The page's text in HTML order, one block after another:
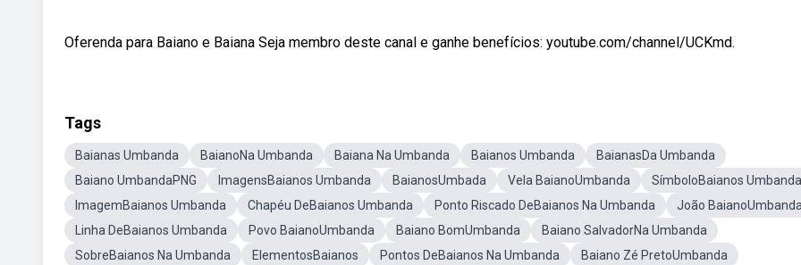
Oferenda para Baiano e Baiana Seja membro deste canal e ganhe benefícios: youtube.com/channel/UCKmd.
Tags
Baianas Umbanda BaianoNa Umbanda Baiana Na Umbanda Baianos Umbanda
BaianasDa Umbanda
Baiano UmbandaPNG
ImagensBaianos Umbanda BaianosUmbada Vela BaianoUmbanda
SímboloBaianos Umbanda
ImagemBaianos Umbanda
Chapéu DeBaianos Umbanda Ponto Riscado DeBaianos Na Umbanda
João BaianoUmbanda
Linha DeBaianos Umbanda
Povo BaianoUmbanda Baiano BomUmbanda
Baiano SalvadorNa Umbanda
SobreBaianos Na Umbanda
ElementosBaianos Pontos DeBaianos Na Umbanda
Baiano Zé PretoUmbanda